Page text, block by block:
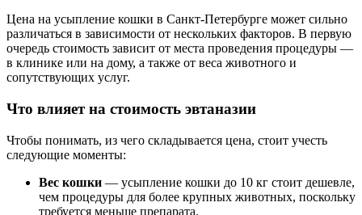
Цена на усыпление кошки в Санкт-Петербурге может сильно
различаться в зависимости от нескольких факторов. В первую
очередь стоимость зависит от места проведения процедуры —
в клинике или на дому, а также от веса животного и
сопутствующих услуг.
Что влияет на стоимость эвтаназии
Чтобы понимать, из чего складывается цена, стоит учесть
следующие моменты:
Вес кошки — усыпление кошки до 10 кг стоит дешевле,
чем процедуры для более крупных животных, поскольку
требуется меньше препарата.